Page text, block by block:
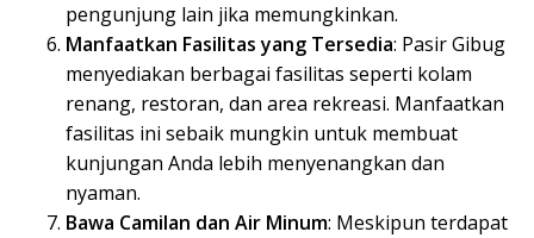
pengunjung lain jika memungkinkan.
Manfaatkan Fasilitas yang Tersedia: Pasir Gibug
menyediakan berbagai fasilitas seperti kolam
renang, restoran, dan area rekreasi. Manfaatkan
fasilitas ini sebaik mungkin untuk membuat
kunjungan Anda lebih menyenangkan dan
nyaman.
Bawa Camilan dan Air Minum: Meskipun terdapat